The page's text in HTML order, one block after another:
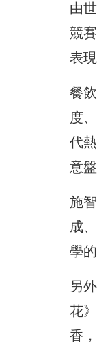
由
競
表
餐
度
代
意
施
成
學
另
花
香